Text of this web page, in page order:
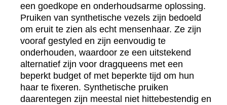
een goedkope en onderhoudsarme oplossing.
Pruiken van synthetische vezels zijn bedoeld
om eruit te zien als echt mensenhaar. Ze zijn
vooraf gestyled en zijn eenvoudig te
onderhouden, waardoor ze een uitstekend
alternatief zijn voor dragqueens met een
beperkt budget of met beperkte tijd om hun
haar te fixeren. Synthetische pruiken
daarentegen zijn meestal niet hittebestendig en